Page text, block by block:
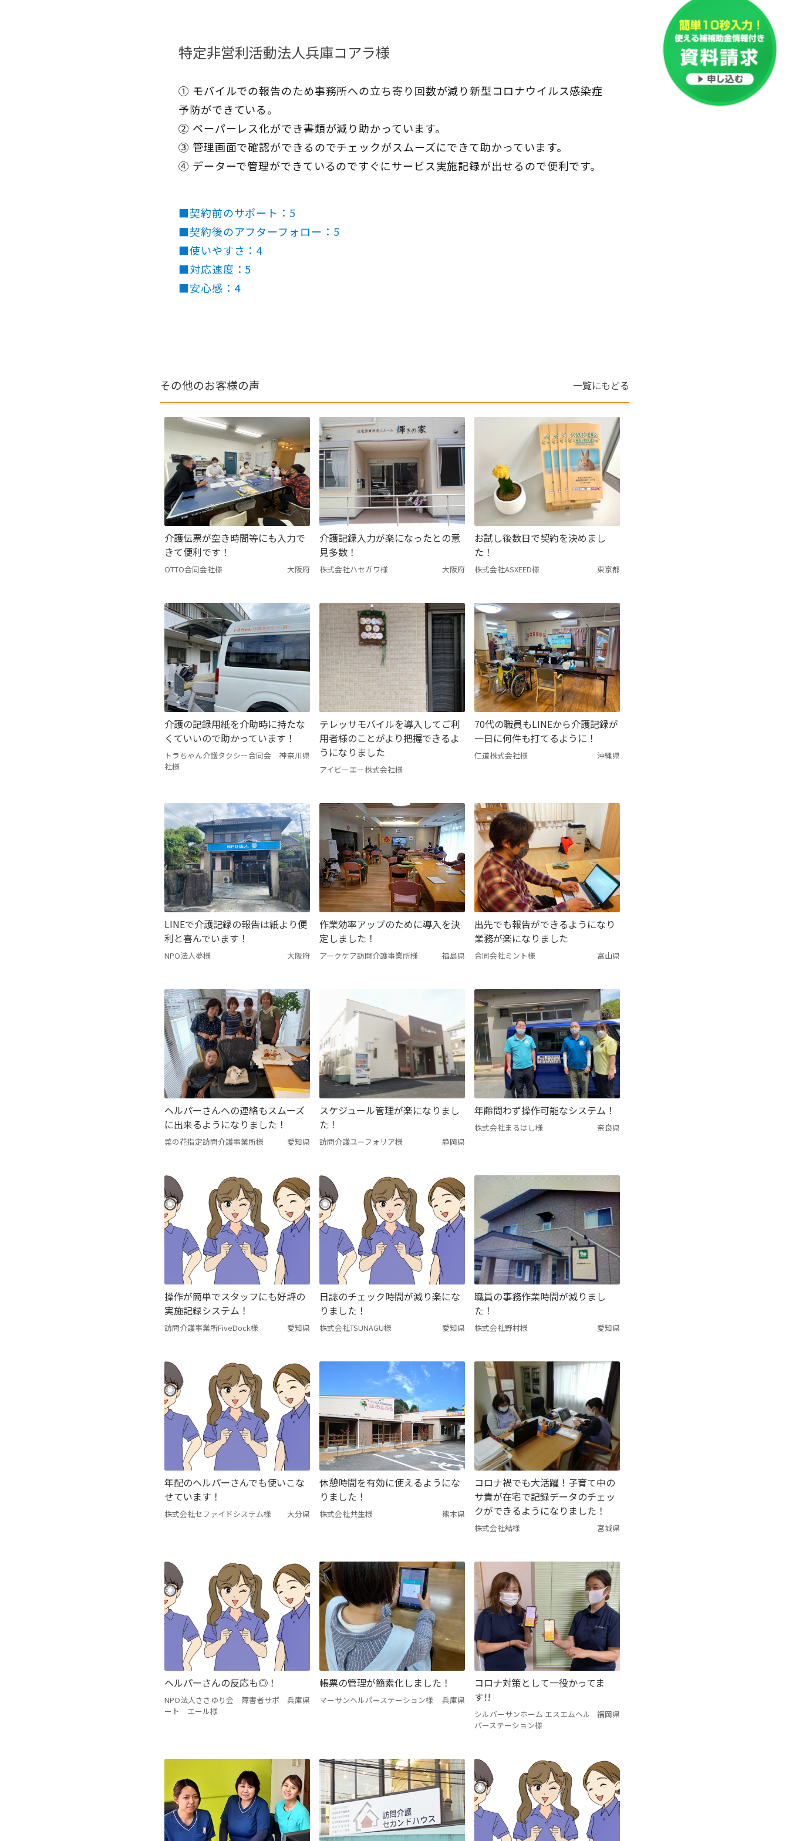
特定非営利活動法人兵庫コアラ様
① モバイルでの報告のため事務所への立ち寄り回数が減り新型コロナウイルス感染症
予防ができている。
② ペーパーレス化ができ書類が減り助かっています。
③ 管理画面で確認ができるのでチェックがスムーズにできて助かっています。
④ データーで管理ができているのですぐにサービス実施記録が出せるので便利です。
■契約前のサポート：5
■契約後のアフターフォロー：5
■使いやすさ：4
■対応速度：5
■安心感：4
その他のお客様の声 一覧にもどる
介護伝票が空き時間等にも入力で
きて便利です！
OTTO合同会社様 大阪府
介護記録入力が楽になったとの意
見多数！
株式会社ハセガワ様 大阪府
お試し後数日で契約を決めまし
た！
株式会社ASXEED様 東京都
介護の記録用紙を介助時に持たな
くていいので助かっています！
トラちゃん介護タクシー合同会
社様
神奈川県
テレッサモバイルを導入してご利
用者様のことがより把握できるよ
うになりました
アイビーエー株式会社様
70代の職員もLINEから介護記録が
一日に何件も打てるように！
仁道株式会社様 沖縄県
LINEで介護記録の報告は紙より便
利と喜んでいます！
NPO法人夢様 大阪府
作業効率アップのために導入を決
定しました！
アークケア訪問介護事業所様 福島県
出先でも報告ができるようになり
業務が楽になりました
合同会社ミント様 富山県
ヘルパーさんへの連絡もスムーズ
に出来るようになりました！
菜の花指定訪問介護事業所様 愛知県
スケジュール管理が楽になりまし
た！
訪問介護ユーフォリア様 静岡県
年齢問わず操作可能なシステム！
株式会社まるはし様 奈良県
操作が簡単でスタッフにも好評の
実施記録システム！
訪問介護事業所FiveDock様 愛知県
日誌のチェック時間が減り楽にな
りました！
株式会社TSUNAGU様 愛知県
職員の事務作業時間が減りまし
た！
株式会社野村様 愛知県
年配のヘルパーさんでも使いこな
せています！
株式会社セファイドシステム様 大分県
休憩時間を有効に使えるようにな
りました！
株式会社共生様 熊本県
コロナ禍でも大活躍！子育て中の
サ責が在宅で記録データのチェッ
クができるようになりました！
株式会社結様 宮城県
ヘルパーさんの反応も◎！
NPO法人ささゆり会 障害者サポ
ート エール様
兵庫県
帳票の管理が簡素化しました！
マーサンヘルパーステーション様 兵庫県
コロナ対策として一役かってま
す!!
シルバーサンホーム エスエムヘル
パーステーション様
福岡県